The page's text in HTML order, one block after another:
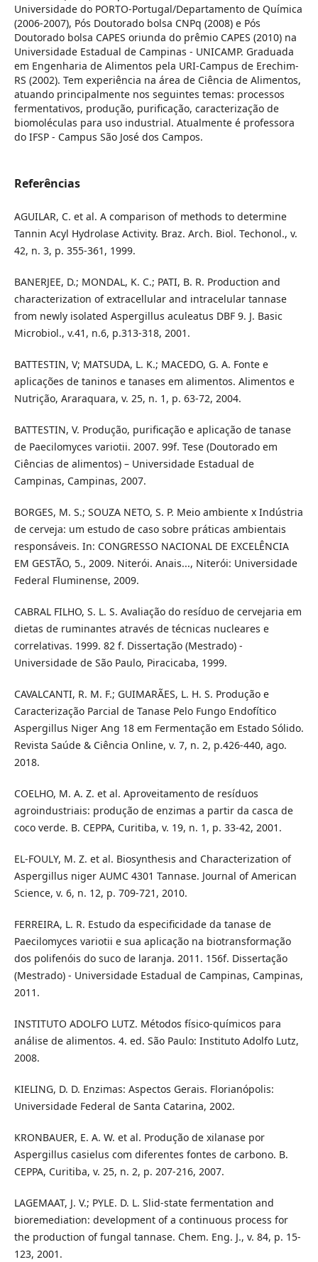
Universidade do PORTO-Portugal/Departamento de Química
(2006-2007), Pós Doutorado bolsa CNPq (2008) e Pós
Doutorado bolsa CAPES oriunda do prêmio CAPES (2010) na
Universidade Estadual de Campinas - UNICAMP. Graduada
em Engenharia de Alimentos pela URI-Campus de Erechim-
RS (2002). Tem experiência na área de Ciência de Alimentos,
atuando principalmente nos seguintes temas: processos
fermentativos, produção, purificação, caracterização de
biomoléculas para uso industrial. Atualmente é professora
do IFSP - Campus São José dos Campos.
Referências
AGUILAR, C. et al. A comparison of methods to determine
Tannin Acyl Hydrolase Activity. Braz. Arch. Biol. Techonol., v.
42, n. 3, p. 355-361, 1999.
BANERJEE, D.; MONDAL, K. C.; PATI, B. R. Production and
characterization of extracellular and intracelular tannase
from newly isolated Aspergillus aculeatus DBF 9. J. Basic
Microbiol., v.41, n.6, p.313-318, 2001.
BATTESTIN, V; MATSUDA, L. K.; MACEDO, G. A. Fonte e
aplicações de taninos e tanases em alimentos. Alimentos e
Nutrição, Araraquara, v. 25, n. 1, p. 63-72, 2004.
BATTESTIN, V. Produção, purificação e aplicação de tanase
de Paecilomyces variotii. 2007. 99f. Tese (Doutorado em
Ciências de alimentos) – Universidade Estadual de
Campinas, Campinas, 2007.
BORGES, M. S.; SOUZA NETO, S. P. Meio ambiente x Indústria
de cerveja: um estudo de caso sobre práticas ambientais
responsáveis. In: CONGRESSO NACIONAL DE EXCELÊNCIA
EM GESTÃO, 5., 2009. Niterói. Anais..., Niterói: Universidade
Federal Fluminense, 2009.
CABRAL FILHO, S. L. S. Avaliação do resíduo de cervejaria em
dietas de ruminantes através de técnicas nucleares e
correlativas. 1999. 82 f. Dissertação (Mestrado) -
Universidade de São Paulo, Piracicaba, 1999.
CAVALCANTI, R. M. F.; GUIMARÃES, L. H. S. Produção e
Caracterização Parcial de Tanase Pelo Fungo Endofítico
Aspergillus Niger Ang 18 em Fermentação em Estado Sólido.
Revista Saúde & Ciência Online, v. 7, n. 2, p.426-440, ago.
2018.
COELHO, M. A. Z. et al. Aproveitamento de resíduos
agroindustriais: produção de enzimas a partir da casca de
coco verde. B. CEPPA, Curitiba, v. 19, n. 1, p. 33-42, 2001.
EL-FOULY, M. Z. et al. Biosynthesis and Characterization of
Aspergillus niger AUMC 4301 Tannase. Journal of American
Science, v. 6, n. 12, p. 709-721, 2010.
FERREIRA, L. R. Estudo da especificidade da tanase de
Paecilomyces variotii e sua aplicação na biotransformação
dos polifenóis do suco de laranja. 2011. 156f. Dissertação
(Mestrado) - Universidade Estadual de Campinas, Campinas,
2011.
INSTITUTO ADOLFO LUTZ. Métodos físico-químicos para
análise de alimentos. 4. ed. São Paulo: Instituto Adolfo Lutz,
2008.
KIELING, D. D. Enzimas: Aspectos Gerais. Florianópolis:
Universidade Federal de Santa Catarina, 2002.
KRONBAUER, E. A. W. et al. Produção de xilanase por
Aspergillus casielus com diferentes fontes de carbono. B.
CEPPA, Curitiba, v. 25, n. 2, p. 207-216, 2007.
LAGEMAAT, J. V.; PYLE. D. L. Slid-state fermentation and
bioremediation: development of a continuous process for
the production of fungal tannase. Chem. Eng. J., v. 84, p. 15-
123, 2001.